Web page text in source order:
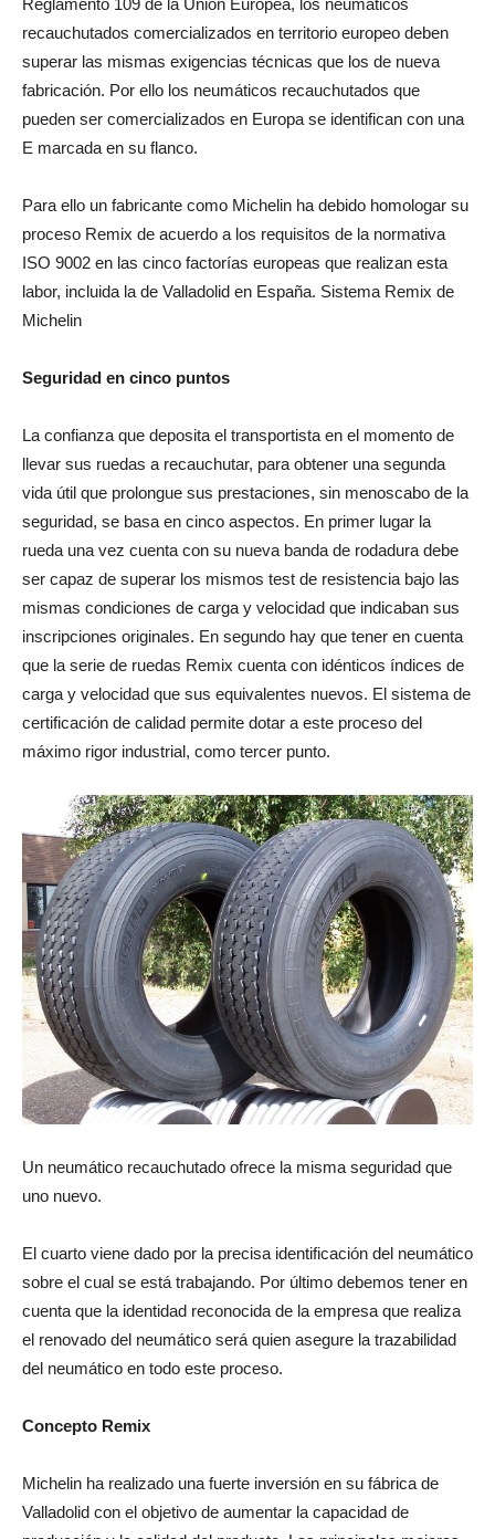
Reglamento 109 de la Unión Europea, los neumáticos
recauchutados comercializados en territorio europeo deben
superar las mismas exigencias técnicas que los de nueva
fabricación. Por ello los neumáticos recauchutados que
pueden ser comercializados en Europa se identifican con una
E marcada en su flanco.
Para ello un fabricante como Michelin ha debido homologar su
proceso Remix de acuerdo a los requisitos de la normativa
ISO 9002 en las cinco factorías europeas que realizan esta
labor, incluida la de Valladolid en España. Sistema Remix de
Michelin
Seguridad en cinco puntos
La confianza que deposita el transportista en el momento de
llevar sus ruedas a recauchutar, para obtener una segunda
vida útil que prolongue sus prestaciones, sin menoscabo de la
seguridad, se basa en cinco aspectos. En primer lugar la
rueda una vez cuenta con su nueva banda de rodadura debe
ser capaz de superar los mismos test de resistencia bajo las
mismas condiciones de carga y velocidad que indicaban sus
inscripciones originales. En segundo hay que tener en cuenta
que la serie de ruedas Remix cuenta con idénticos índices de
carga y velocidad que sus equivalentes nuevos. El sistema de
certificación de calidad permite dotar a este proceso del
máximo rigor industrial, como tercer punto.
Un neumático recauchutado ofrece la misma seguridad que
uno nuevo.
El cuarto viene dado por la precisa identificación del neumático
sobre el cual se está trabajando. Por último debemos tener en
cuenta que la identidad reconocida de la empresa que realiza
el renovado del neumático será quien asegure la trazabilidad
del neumático en todo este proceso.
Concepto Remix
Michelin ha realizado una fuerte inversión en su fábrica de
Valladolid con el objetivo de aumentar la capacidad de